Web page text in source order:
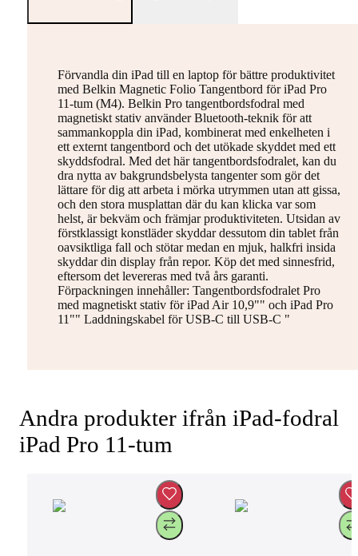
Förvandla din iPad till en laptop för bättre produktivitet
med Belkin Magnetic Folio Tangentbord för iPad Pro
11-tum (M4). Belkin Pro tangentbordsfodral med
magnetiskt stativ använder Bluetooth-teknik för att
sammankoppla din iPad, kombinerat med enkelheten i
ett externt tangentbord och det utökade skyddet med ett
skyddsfodral. Med det här tangentbordsfodralet, kan du
dra nytta av bakgrundsbelysta tangenter som gör det
lättare för dig att arbeta i mörka utrymmen utan att gissa,
och den stora musplattan där du kan klicka var som
helst, är bekväm och främjar produktiviteten. Utsidan av
förstklassigt konstläder skyddar dessutom din tablet från
oavsiktliga fall och stötar medan en mjuk, halkfri insida
skyddar din display från repor. Köp det med sinnesfrid,
eftersom det levereras med två års garanti.
Förpackningen innehåller: Tangentbordsfodralet Pro
med magnetiskt stativ för iPad Air 10,9"" och iPad Pro
11"" Laddningskabel för USB-C till USB-C "
Andra produkter ifrån iPad-fodral
iPad Pro 11-tum